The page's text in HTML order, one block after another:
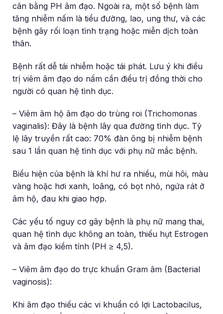
cân bằng PH âm đạo. Ngoài ra, một số bệnh làm
tăng nhiễm nấm là tiểu đường, lao, ung thư, và các
bệnh gây rối loạn tình trạng hoặc miễn dịch toàn
thân.
Bệnh rất dễ tái nhiễm hoặc tái phát. Lưu ý khi điều
trị viêm âm đạo do nấm cần điều trị đồng thời cho
người có quan hệ tình dục.
– Viêm âm hộ âm đạo do trùng roi (Trichomonas
vaginalis): Đây là bệnh lây qua đường tình dục. Tỷ
lệ lây truyền rất cao: 70% đàn ông bị nhiễm bệnh
sau 1 lần quan hệ tình dục với phụ nữ mắc bệnh.
Biểu hiện của bệnh là khí hư ra nhiều, mùi hôi, màu
vàng hoặc hơi xanh, loãng, có bọt nhỏ, ngứa rát ở
âm hộ, đau khi giao hợp.
Các yếu tố nguy cơ gây bệnh là phụ nữ mang thai,
quan hệ tình dục không an toàn, thiếu hụt Estrogen
và âm đạo kiềm tính (PH ≥ 4,5).
– Viêm âm đạo do trực khuẩn Gram âm (Bacterial
vaginosis):
Khi âm đạo thiếu các vi khuẩn có lợi Lactobacilus,